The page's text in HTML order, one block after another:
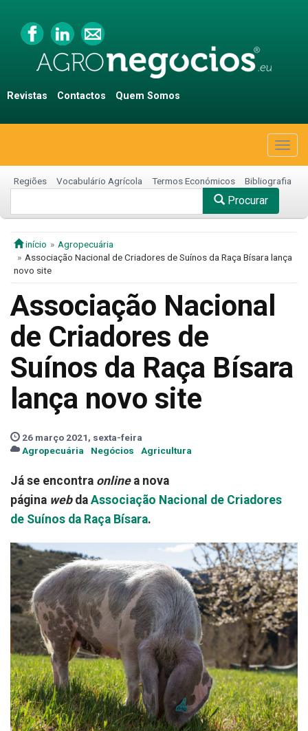
Revistas Contactos Quem Somos
Regiões Vocabulário Agrícola Termos Económicos Bibliografia
Procurar
início
Agropecuária
Associação Nacional de Criadores de Suínos da Raça Bísara lança
novo site
Associação Nacional
de Criadores de
Suínos da Raça Bísara
lança novo site
26 março 2021, sexta-feira
Agropecuária
Negócios Agricultura
Já se encontra onlinea nova
página webda Associação Nacional de Criadores
de Suínos da Raça Bísara.